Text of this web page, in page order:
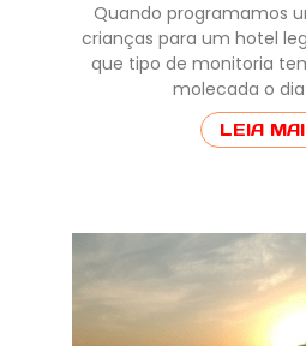
Quando programamos
crianças para um hotel
que tipo de monitoria
molecada o
LEIA